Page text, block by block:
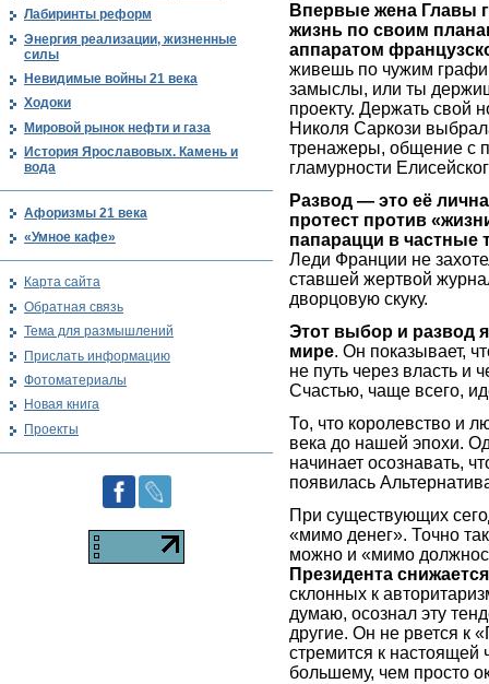
Впервые жена Главы
жизнь по своим
аппаратом
живешь по чужим
замыслы, или ты
проекту. Держать свой
Николя Саркози
тренажеры, общение с
гламурности
Развод — это её
протест против
папарацци в частные
Леди Франции не
ставшей жертвой
дворцовую скуку.
Этот выбор и развод
мире. Он показывает,
не путь через власть и
Счастью, чаще всего,
То, что королевство и
века до нашей эпохи.
начинает осознавать,
появилась
При существующих
«мимо денег». Точно
можно и «мимо
Президента
склонных к
думаю, осознал эту
другие. Он не рвется к
стремится к настоящей
большему, чем просто
Лабиринты реформ
Энергия реализации, жизненные
силы
Невидимые войны 21 века
Ходоки
Мировой рынок нефти и газа
История Ярославовых. Камень и
вода
Афоризмы 21 века
«Умное кафе»
Карта сайта
Обратная связь
Тема для размышлений
Прислать информацию
Фотоматериалы
Новая книга
Проекты